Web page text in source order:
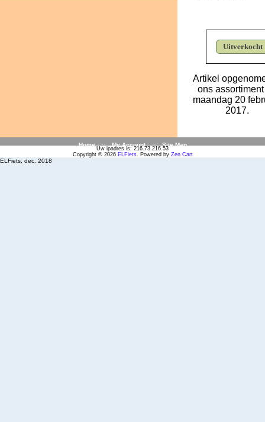
Uitverkocht
Artikel
ons
maandag 20
2017.
Home :: My Account :: Site Map
Uw ipadres is: 216.73.216.53
Copyright © 2026 ELFiets. Powered by Zen Cart
ELFiets, dec. 2018